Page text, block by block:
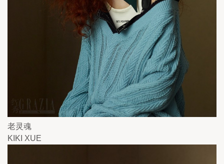
老灵魂
KIKI XUE